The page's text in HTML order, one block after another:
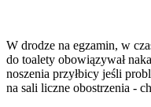
W drodze na egzamin, w
do toalety obowiązywał
noszenia przyłbicy jeśli
na sali liczne obostrzenia -